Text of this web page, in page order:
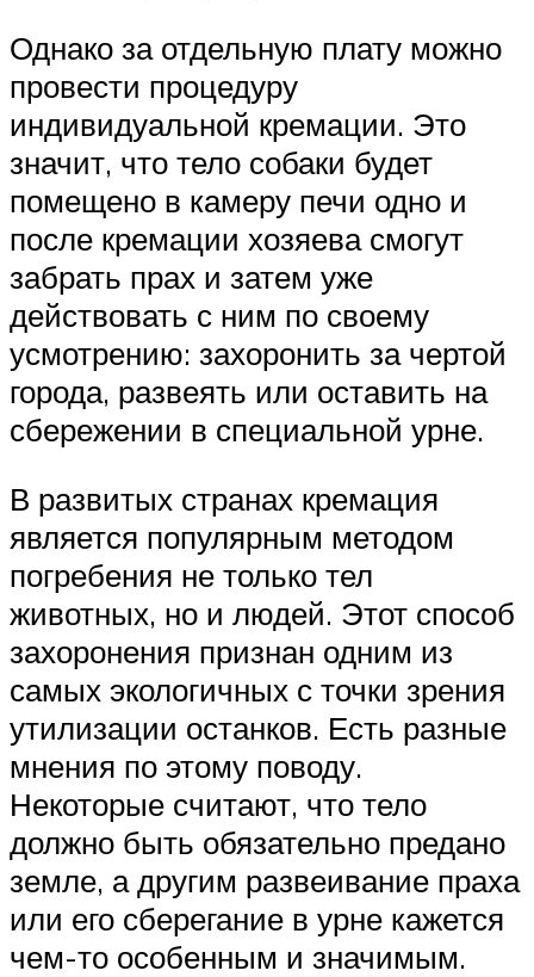
Однако за отдельную плату можно
провести процедуру
индивидуальной кремации. Это
значит, что тело собаки будет
помещено в камеру печи одно и
после кремации хозяева смогут
забрать прах и затем уже
действовать с ним по своему
усмотрению: захоронить за чертой
города, развеять или оставить на
сбережении в специальной урне.
В развитых странах кремация
является популярным методом
погребения не только тел
животных, но и людей. Этот способ
захоронения признан одним из
самых экологичных с точки зрения
утилизации останков. Есть разные
мнения по этому поводу.
Некоторые считают, что тело
должно быть обязательно предано
земле, а другим развеивание праха
или его сберегание в урне кажется
чем-то особенным и значимым.